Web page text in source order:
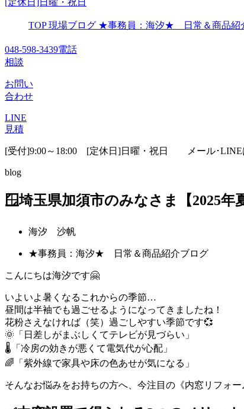
TOP 現場ブログ ★事務員：海汐★ 日常＆商品紹
048-598-3439電話
相談
お問い
合わせ
LINE
見積
[受付]9:00～18:00 [定休日]日曜・祝日 メール･LINE
blog
🪟埼玉県加須市のみなさま【2025
海汐 沙帆
★事務員：海汐★ 日常＆商品紹介ブログ
こんにちは海汐です🤗
いよいよ暑くなるこれからの季節…
昼間は半袖でも過ごせるようになってきましたね！
花粉さえなければ（笑）過ごしやすい季節です💞
🌞「日差しがまぶしくてテレビが見づらい」
🌡️「冷房の効きが悪くて電気代が心配」
🌈「紫外線で家具や床の色あせが気になる」
そんなお悩みをお持ちの方へ、今注目の《内窓リフォー